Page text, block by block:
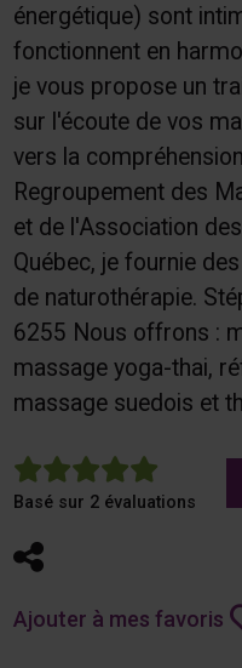
énergétique) sont
fonctionnent en
je vous propose un
sur l'écoute de vos
vers la
Regroupement des
et de l'Association
Québec, je fournie
de naturothérapie.
6255 Nous offrons :
massage yoga-thai,
massage suedois et
5
Basé sur 2 évaluations
Partager
Ajouter à mes favoris